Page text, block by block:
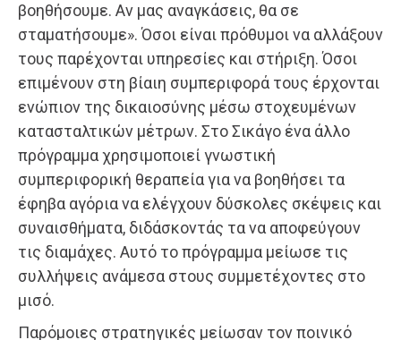
βοηθήσουμε. Αν μας αναγκάσεις, θα σε
σταματήσουμε». Όσοι είναι πρόθυμοι να αλλάξουν
τους παρέχονται υπηρεσίες και στήριξη. Όσοι
επιμένουν στη βίαιη συμπεριφορά τους έρχονται
ενώπιον της δικαιοσύνης μέσω στοχευμένων
κατασταλτικών μέτρων. Στο Σικάγο ένα άλλο
πρόγραμμα χρησιμοποιεί γνωστική
συμπεριφορική θεραπεία για να βοηθήσει τα
έφηβα αγόρια να ελέγχουν δύσκολες σκέψεις και
συναισθήματα, διδάσκοντάς τα να αποφεύγουν
τις διαμάχες. Αυτό το πρόγραμμα μείωσε τις
συλλήψεις ανάμεσα στους συμμετέχοντες στο
μισό.
Παρόμοιες στρατηγικές μείωσαν τον ποινικό